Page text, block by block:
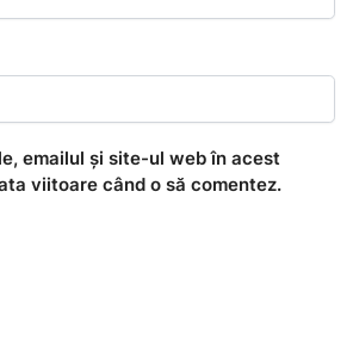
emailul și site-ul web în acest
viitoare când o să comentez.